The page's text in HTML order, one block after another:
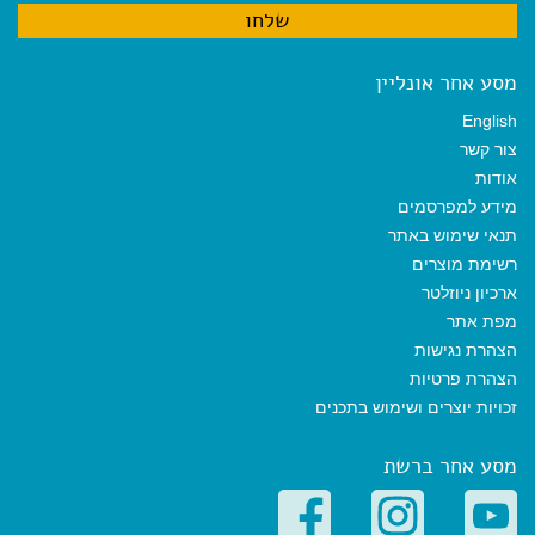
מסע אחר אונליין
English
צור קשר
אודות
מידע למפרסמים
תנאי שימוש באתר
רשימת מוצרים
ארכיון ניוזלטר
מפת אתר
הצהרת נגישות
הצהרת פרטיות
זכויות יוצרים ושימוש בתכנים
מסע אחר ברשת